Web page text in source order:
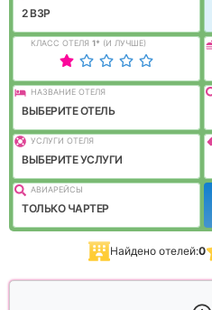
2 ВЗР
КЛАСС ОТЕЛЯ 1* (И ЛУЧШЕ)
НАЗВАНИЕ ОТЕЛЯ
ВЫБЕРИТЕ ОТЕЛЬ
УСЛУГИ ОТЕЛЯ
ВЫБЕРИТЕ УСЛУГИ
АВИАРЕЙСЫ
ТОЛЬКО ЧАРТЕР
Найдено отелей:0